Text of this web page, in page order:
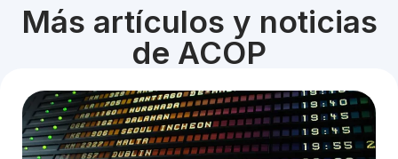
Más artículos y noticias
de ACOP